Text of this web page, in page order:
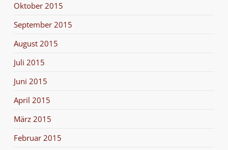
Oktober 2015
September 2015
August 2015
Juli 2015
Juni 2015
April 2015
März 2015
Februar 2015